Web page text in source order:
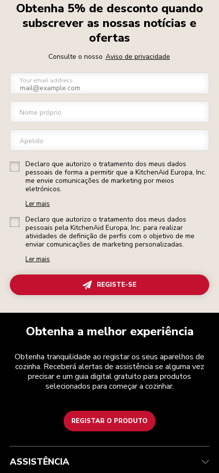
Obtenha 5% de desconto quando
subscrever as nossas notícias e
ofertas
Consulte o nosso Aviso de privacidade
Your email address
Nome próprio
Apelido
Declaro que autorizo o tratamento dos meus dados
pessoais de forma a permitir que a KitchenAid Europa, Inc.
me envie comunicações de marketing por meios
eletrónicos.
Ler mais
Declaro que autorizo o tratamento dos meus dados
pessoais pela KitchenAid Europa, Inc. para realizar
atividades de definição de perfis com o objetivo de me
enviar comunicações de marketing personalizadas.
Ler mais
REGISTE-SE
Obtenha a melhor experiência
Obtenha tranquilidade ao registar os seus aparelhos de
cozinha. Receberá alertas de assistência se alguma vez
precisar e um guia digital gratuito para produtos
selecionados para começar a cozinhar.
REGISTAR O PRODUTO
Health Check
Atendimento ao cliente
Acompanhar a sua encomenda
Garantia e documentos
Termos e condições
Envio e entrega
Devoluções e reembolsos
Marca
A marca
A nossa história
ASSISTÊNCIA